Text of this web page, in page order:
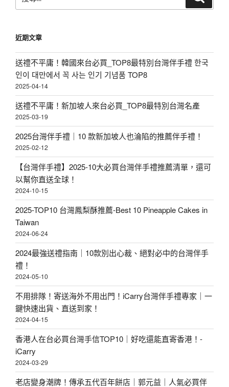
尋
字:
近期文章
送禮不平庸！韓國來台必買_TOP8最特別台灣伴手禮 한국
인이 대만에서 꼭 사는 인기 기념품 TOP8
2025-04-14
送禮不平庸！新加坡人來台必買_TOP8最特別台灣名產
2025-03-19
2025台灣伴手禮｜10 款新加坡人也淪陷的推薦伴手禮！
2025-02-12
【台灣伴手禮】2025-10大必買台灣伴手禮推薦清單，還可
以幫你直送全球！
2024-10-15
2025-TOP10 台灣鳳梨酥推薦-Best 10 Pineapple Cakes in
Taiwan
2024-06-24
2024最強送禮指南｜10款別出心裁、絕對必中的台灣伴手
禮！
2024-05-10
不用排隊！寄送海外不用出門！iCarry台灣伴手禮專家｜一
鍵快速出貨、直送到家！
2024-04-15
香港人在台必買台灣手信TOP10｜好吃還能直寄香港！-
iCarry
2024-03-29
老店變身潮牌！傳承五代百年餅店｜郭元益｜人氣必買伴